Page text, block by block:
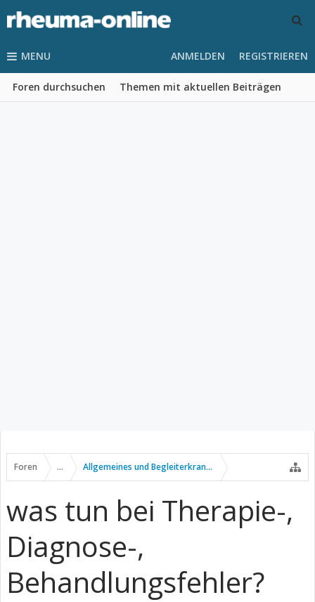
MENU
Foren durchsuchen Themen mit aktuellen Beiträgen
ANMELDEN REGISTRIEREN
Foren ... Allgemeines und Begleiterkrankungen
was tun bei Therapie-,
Diagnose-,
Behandlungsfehler?